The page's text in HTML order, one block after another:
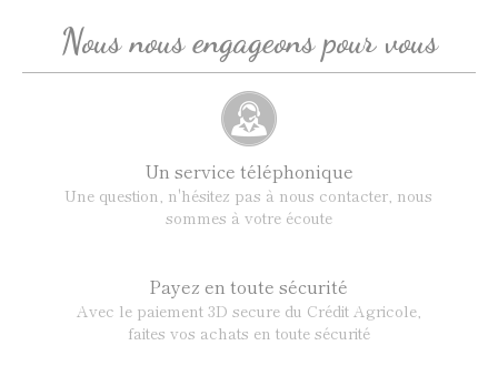
Nous nous engageons pour vous
Un service téléphonique
Une question, n'hésitez pas à nous contacter, nous
sommes à votre écoute
Payez en toute sécurité
Avec le paiement 3D secure du Crédit Agricole,
faites vos achats en toute sécurité